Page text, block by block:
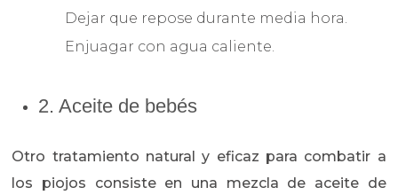
Dejar que repose durante media hora.
Enjuagar con agua caliente.
2. Aceite de bebés
Otro tratamiento natural y eficaz para combatir a
los piojos consiste en una mezcla de aceite de